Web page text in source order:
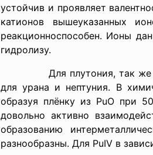
устойчив и проявляет
катионов вышеуказанных
реакционноспособен. Ионы
гидролизу.
Для плутония, так же как и
для урана и нептуния. В
образуя плёнку из PuO при
довольно активно
образованию
разнообразны. Для PuIV в